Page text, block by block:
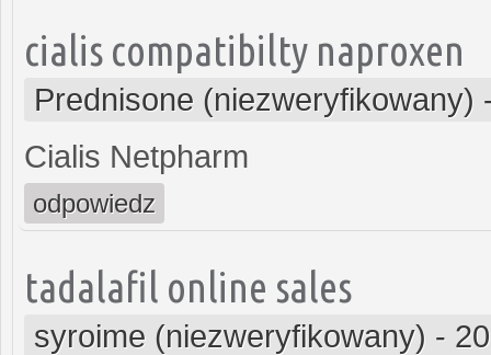
cialis compatibilty naproxen
Prednisone (niezweryfikowany)
Cialis Netpharm
odpowiedz
tadalafil online sales
syroime (niezweryfikowany) -